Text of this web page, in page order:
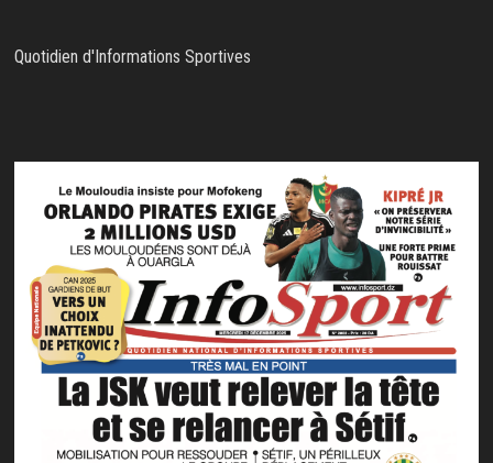
Quotidien d'Informations Sportives